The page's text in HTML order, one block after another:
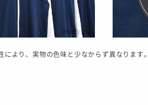
より、実物の色味と少なからず異なります。